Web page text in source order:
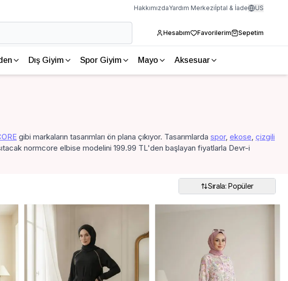
HakkımızdaYardım Merkeziİptal & İade US
Hesabım Favorilerim Sepetim
Dış Giyim Spor Giyim Mayo Aksesuar
gibi markaların tasarımları ön plana çıkıyor. Tasarımlarda spor, ekose, çizgili
normcore elbise modelini 199.99 TL'den başlayan fiyatlarla Devr-i
Sırala: Popüler